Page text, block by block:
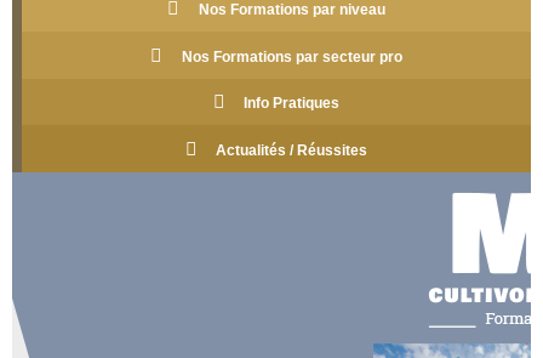
Nos Formations par niveau
Nos Formations par secteur pro
Info Pratiques
Actualités / Réussites